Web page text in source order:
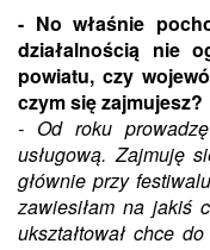
- No właśnie
działalnością nie
powiatu, czy
czym się zajmujesz?
- Od roku prowadzę
usługową. Zajmuję
głównie przy
zawiesiłam na jakiś
ukształtował chce